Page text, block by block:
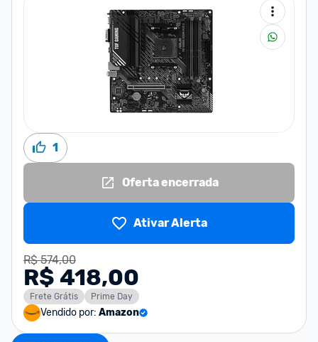
1
Oferta encerrada
Ativar Alerta
R$ 574,00
R$ 418,00
Frete Grátis Prime Day
Vendido por: Amazon